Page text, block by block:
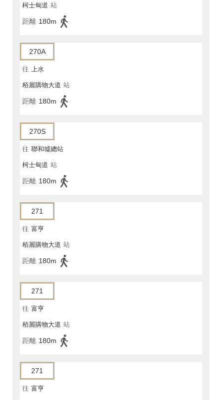
柯士甸道 站
距離 180m
270A
往 上水
栢麗購物大道 站
距離 180m
270S
往 聯和墟總站
柯士甸道 站
距離 180m
271
往 富亨
栢麗購物大道 站
距離 180m
271
往 富亨
栢麗購物大道 站
距離 180m
271
往 富亨